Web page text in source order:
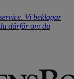
Vi beklagar
därför om du